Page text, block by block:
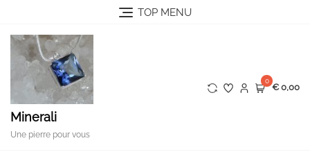
content
TOP MENU
Minerali
Une pierre pour vous
0
€ 0,00